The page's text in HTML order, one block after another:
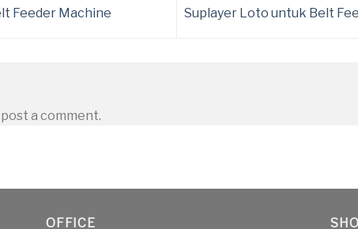
Feeder Machine Suplayer Loto untuk Belt
a comment.
OFFICE